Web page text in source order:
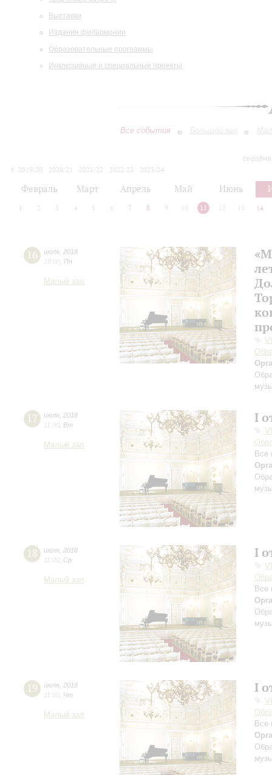
Выставки
Издания филармонии
Образовательные программы
Инклюзивные и специальные проекты
Все события Большой зал
2019/20
2020/21 2021/22 2022/23
2023/24
Февраль Март Апрель Май Июнь
1 2 3 4 5 6 7 8 9 10 11 12 13 14
16 июля 2018
18:00 Пн
Малый зал
17 июля 2018
11:00 Вт
Малый зал
I
Все
18 июля 2018
11:00 Ср
Малый зал
I
Все
19 июля 2018
11:00 Чт
Малый зал
I
Все